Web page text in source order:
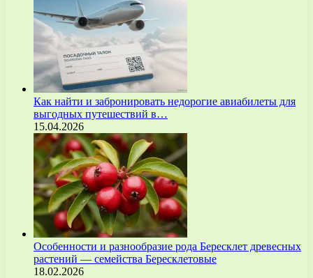
Как найти и забронировать недорогие авиабилеты для
выгодных путешествий в…
15.04.2026
Особенности и разнообразие рода Бересклет древесных
растений — семейства Бересклетовые
18.02.2026